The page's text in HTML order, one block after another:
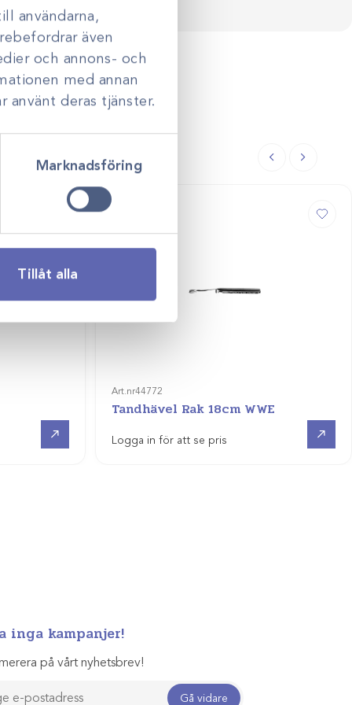
användarna,
även
och annons- och
med annan
deras tjänster.
Marknadsföring
Tillåt alla
Art.nr44772
Tandhävel Rak 18cm WWE
Logga in för att se pris
inga kampanjer!
på vårt nyhetsbrev!
Gå vidare